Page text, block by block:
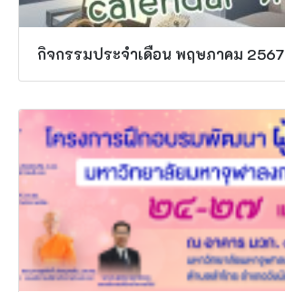
กิจกรรมประจำเดือน พฤษภาคม 2567